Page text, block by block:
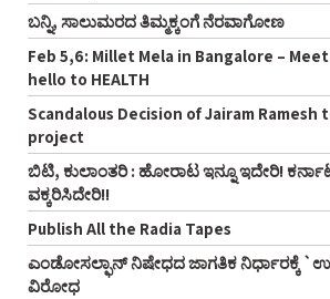
ಬನ್ನಿ, ಸಾಲುಮರದ ತಿಮ್ಮಕ್ಕಂಗೆ ನೆರವಾಗೋಣ
Feb 5,6: Millet Mela in Bangalore –
hello to HEALTH
Scandalous Decision of Jairam Ramesh
project
ಬಿಟಿ, ಕುಲಾಂತರಿ : ಹೋರಾಟ ಇನ್ನೂ ಇದೇರಿ!
ವಕ್ಕರಿಸಿದೇರಿ!!
Publish All the Radia Tapes
ಎಂಡೋಸಲ್ಫಾನ್ ನಿಷೇಧದ ಜಾಗತಿಕ ನಿರ್ಧಾರಕ್ಕೆ
ವಿರೋಧ